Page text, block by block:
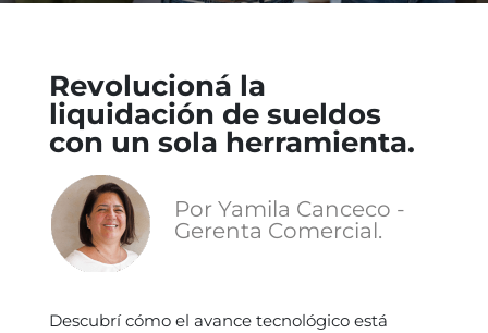
Revolucioná la
liquidación de sueldos
con un sola herramienta.
Por Yamila Canceco -
Gerenta Comercial.
Descubrí cómo el avance tecnológico está